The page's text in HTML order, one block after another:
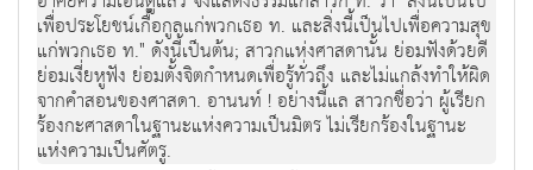
เพื่อประโยชน์เกื้อกูลแก่พวกเธอ ท. และสิ่งนี้เป็นไปเพื่อความสุข
แก่พวกเธอ ท." ดังนี้เป็นต้น; สาวกแห่งศาสดานั้น ย่อมฟังด้วยดี
ย่อมเงี่ยหูฟัง ย่อมตั้งจิตกำหนดเพื่อรู้ทั่วถึง และไม่แกล้งทำให้ผิด
จากคำสอนของศาสดา. อานนท์ ! อย่างนี้แล สาวกชื่อว่า ผู้เรียก
ร้องกะศาสดาในฐานะแห่งความเป็นมิตร ไม่เรียกร้องในฐานะ
แห่งความเป็นศัตรู.